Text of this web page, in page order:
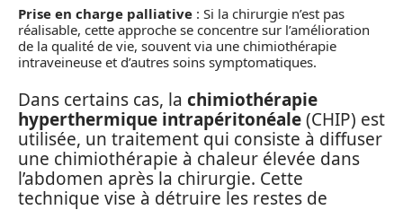
Prise en charge palliative : Si la chirurgie n’est pas
réalisable, cette approche se concentre sur l’amélioration
de la qualité de vie, souvent via une chimiothérapie
intraveineuse et d’autres soins symptomatiques.
Dans certains cas, la chimiothérapie
hyperthermique intrapéritonéale(CHIP) est
utilisée, un traitement qui consiste à diffuser
une chimiothérapie à chaleur élevée dans
l’abdomen après la chirurgie. Cette
technique vise à détruire les restes de